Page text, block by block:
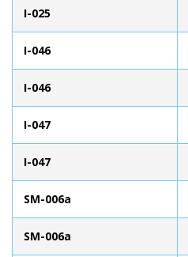
I-025
I-046
I-046
I-047
I-047
SM-006a
SM-006a